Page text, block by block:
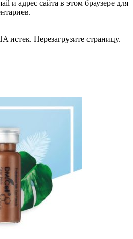
и адрес сайта в этом браузере для
истек. Перезагрузите страницу.